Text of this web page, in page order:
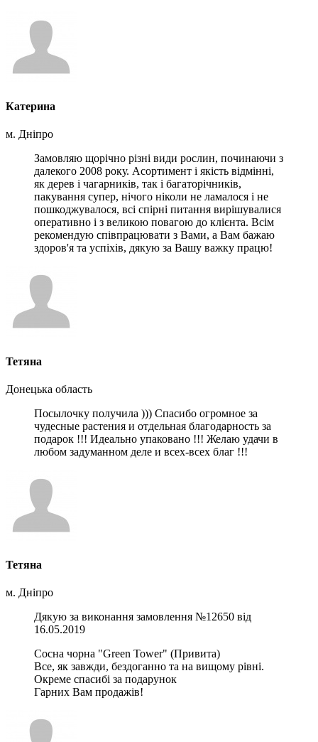
Катерина
м. Дніпро
Замовляю щорічно різні види рослин, починаючи з
далекого 2008 року. Асортимент і якість відмінні,
як дерев і чагарників, так і багаторічників,
пакування супер, нічого ніколи не ламалося і не
пошкоджувалося, всі спірні питання вирішувалися
оперативно і з великою повагою до клієнта. Всім
рекомендую співпрацювати з Вами, а Вам бажаю
здоров'я та успіхів, дякую за Вашу важку працю!
Тетяна
Донецька область
Посылочку получила ))) Спасибо огромное за
чудесные растения и отдельная благодарность за
подарок !!! Идеально упаковано !!! Желаю удачи в
любом задуманном деле и всех-всех благ !!!
Тетяна
м. Дніпро
Дякую за виконання замовлення №12650 від
16.05.2019
Сосна чорна "Green Tower" (Привита)
Все, як завжди, бездоганно та на вищому рівні.
Окреме спасибі за подарунок
Гарних Вам продажів!